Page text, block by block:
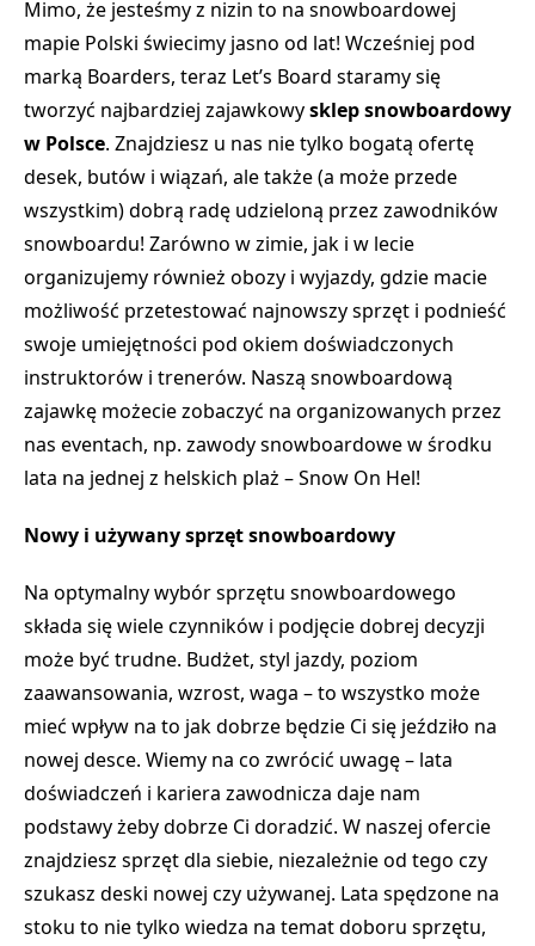
Mimo, że jesteśmy z nizin to na snowboardowej
mapie Polski świecimy jasno od lat! Wcześniej pod
marką Boarders, teraz Let’s Board staramy się
tworzyć najbardziej zajawkowysklep snowboardowy
w Polsce. Znajdziesz u nas nie tylko bogatą ofertę
desek, butów i wiązań, ale także (a może przede
wszystkim) dobrą radę udzieloną przez zawodników
snowboardu! Zarówno w zimie, jak i w lecie
organizujemy również obozy i wyjazdy, gdzie macie
możliwość przetestować najnowszy sprzęt i podnieść
swoje umiejętności pod okiem doświadczonych
instruktorów i trenerów. Naszą snowboardową
zajawkę możecie zobaczyć na organizowanych przez
nas eventach, np. zawody snowboardowe w środku
lata na jednej z helskich plaż – Snow On Hel!
Nowy i używany sprzęt snowboardowy
Na optymalny wybór sprzętu snowboardowego
składa się wiele czynników i podjęcie dobrej decyzji
może być trudne. Budżet, styl jazdy, poziom
zaawansowania, wzrost, waga – to wszystko może
mieć wpływ na to jak dobrze będzie Ci się jeździło na
nowej desce. Wiemy na co zwrócić uwagę – lata
doświadczeń i kariera zawodnicza daje nam
podstawy żeby dobrze Ci doradzić. W naszej ofercie
znajdziesz sprzęt dla siebie, niezależnie od tego czy
szukasz deski nowej czy używanej. Lata spędzone na
stoku to nie tylko wiedza na temat doboru sprzętu,